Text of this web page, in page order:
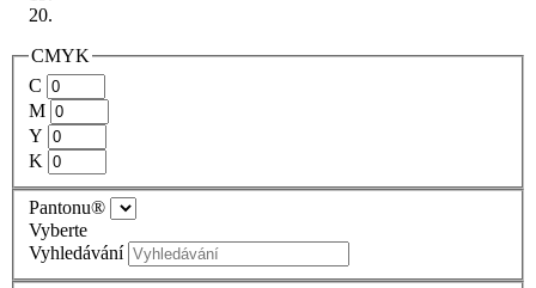
CMYK
C
M
Y
K
Pantonu®
Vyberte
Vyhledávání